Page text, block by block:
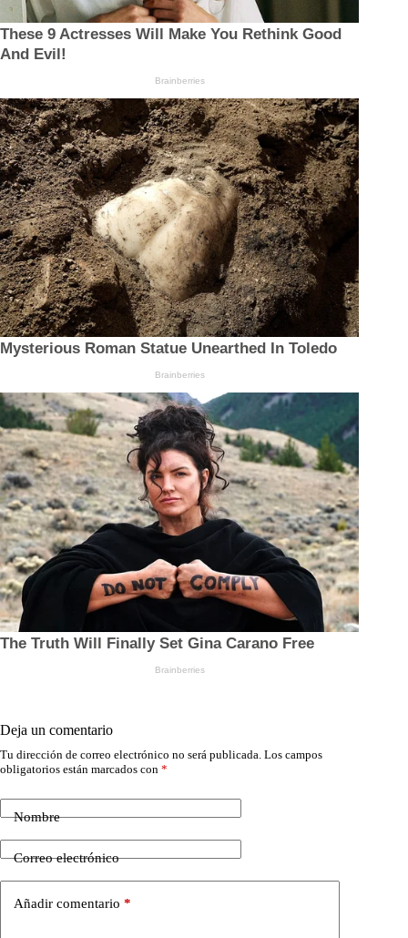
Deja un comentario
Tu dirección de correo electrónico no será publicada. Los campos
obligatorios están marcados con *
Nombre
Correo electrónico
Añadir comentario *